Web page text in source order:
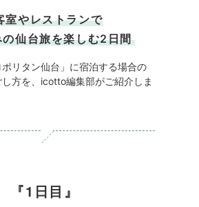
室やレストランで
の仙台旅を楽しむ2日間
ポリタン仙台」に宿泊する場合の
方を、icotto編集部がご紹介しま
1日目